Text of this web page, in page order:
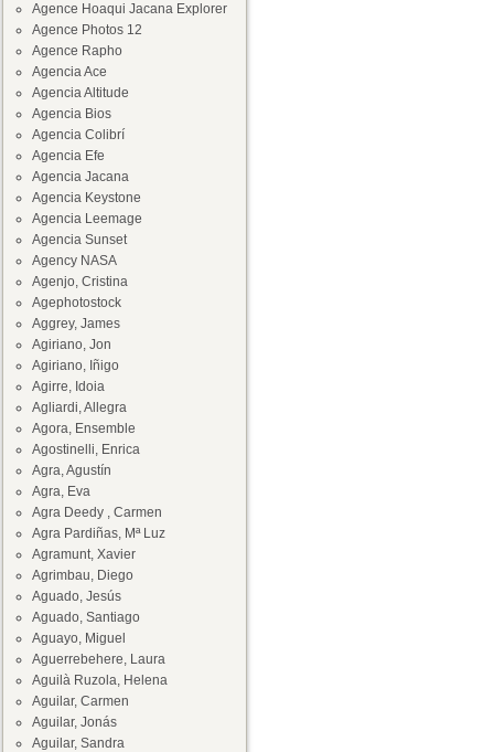
Agence Hoaqui Jacana Explorer
Agence Photos 12
Agence Rapho
Agencia Ace
Agencia Altitude
Agencia Bios
Agencia Colibrí
Agencia Efe
Agencia Jacana
Agencia Keystone
Agencia Leemage
Agencia Sunset
Agency NASA
Agenjo, Cristina
Agephotostock
Aggrey, James
Agiriano, Jon
Agiriano, Iñigo
Agirre, Idoia
Agliardi, Allegra
Agora, Ensemble
Agostinelli, Enrica
Agra, Agustín
Agra, Eva
Agra Deedy , Carmen
Agra Pardiñas, Mª Luz
Agramunt, Xavier
Agrimbau, Diego
Aguado, Jesús
Aguado, Santiago
Aguayo, Miguel
Aguerrebehere, Laura
Aguilà Ruzola, Helena
Aguilar, Carmen
Aguilar, Jonás
Aguilar, Sandra